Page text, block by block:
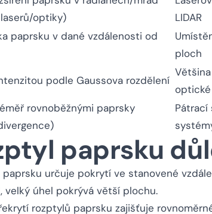
optiky)
LIDAR
paprsku v dané vzdálenosti od
ploch
podle Gaussova rozdělení
rovnoběžnými paprsky
Pátrací
paprsku
paprsku určuje pokrytí ve stanovené
úhel pokrývá větší plochu.
rozptylů paprsku zajišťuje